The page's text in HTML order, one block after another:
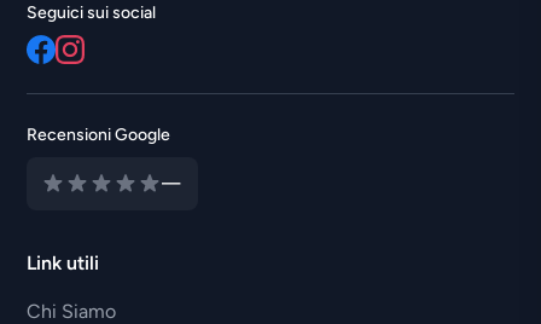
Seguici sui social
Recensioni Google
—
Link utili
Chi Siamo